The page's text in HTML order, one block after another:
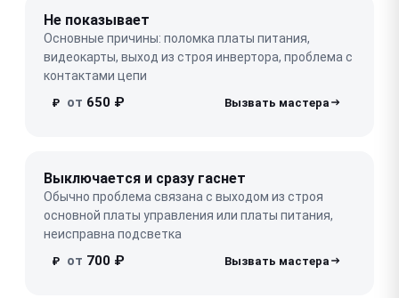
Не показывает
Основные причины: поломка платы питания,
видеокарты, выход из строя инвертора, проблема с
контактами цепи
₽ от 650 ₽
Выключается и сразу гаснет
Обычно проблема связана с выходом из строя
основной платы управления или платы питания,
неисправна подсветка
₽ от 700 ₽